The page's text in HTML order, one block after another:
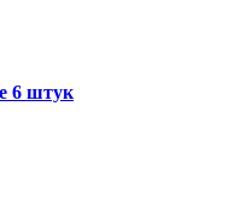
6 штук